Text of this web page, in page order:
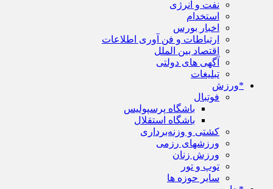
نفت و انرژی
استخدام
اخبار بورس
ارتباطات و فن آوری اطلاعات
اقتصاد بین الملل
آگهی های دولتی
تبلیغات
*ورزش
فوتبال
باشگاه پرسپولیس
باشگاه استقلال
کشتی و وزنه‌برداری
ورزشهای رزمی
ورزش زنان
توپ و تور
سایر حوزه ها